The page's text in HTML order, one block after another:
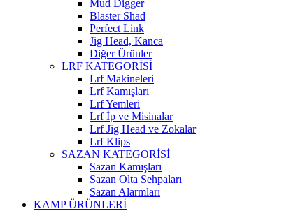
Mud Digger
Blaster Shad
Perfect Link
Jig Head, Kanca
Diğer Ürünler
LRF KATEGORİSİ
Lrf Makineleri
Lrf Kamışları
Lrf Yemleri
Lrf İp ve Misinalar
Lrf Jig Head ve Zokalar
Lrf Klips
SAZAN KATEGORİSİ
Sazan Kamışları
Sazan Olta Sehpaları
Sazan Alarmları
KAMP ÜRÜNLERİ